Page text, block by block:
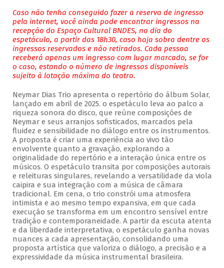
Caso não tenha conseguido fazer a reserva de ingresso
pela internet, você ainda pode encontrar ingressos na
recepção do Espaço Cultural BNDES, no dia do
espetáculo, a partir das 18h30, caso haja sobra dentre os
ingressos reservados e não retirados. Cada pessoa
receberá apenas um ingresso com lugar marcado, se for
o caso, estando o número de ingressos disponíveis
sujeito à lotação máxima do teatro.
Neymar Dias Trio apresenta o repertório do álbum Solar,
lançado em abril de 2025. o espetáculo leva ao palco a
riqueza sonora do disco, que reúne composições de
Neymar e seus arranjos sofisticados, marcados pela
fluidez e sensibilidade no diálogo entre os instrumentos.
A proposta é criar uma experiência ao vivo tão
envolvente quanto a gravação, explorando a
originalidade do repertório e a interação única entre os
músicos. O espetáculo transita por composições autorais
e releituras singulares, revelando a versatilidade da viola
caipira e sua integração com a música de câmara
tradicional. Em cena, o trio constrói uma atmosfera
intimista e ao mesmo tempo expansiva, em que cada
execução se transforma em um encontro sensível entre
tradição e contemporaneidade. A partir da escuta atenta
e da liberdade interpretativa, o espetáculo ganha novas
nuances a cada apresentação, consolidando uma
proposta artística que valoriza o diálogo, a precisão e a
expressividade da música instrumental brasileira.